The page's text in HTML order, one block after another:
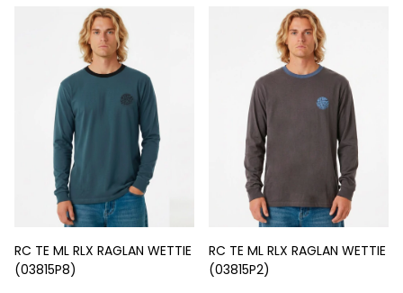
RC TE ML RLX RAGLAN WETTIE
(03815P8)
RC TE ML RLX RAGLAN WETTIE
(03815P2)